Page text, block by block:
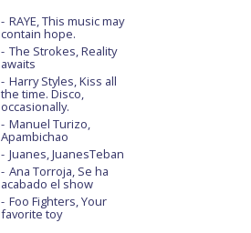
RAYE, This music may
contain hope.
The Strokes, Reality
awaits
Harry Styles, Kiss all
the time. Disco,
occasionally.
Manuel Turizo,
Apambichao
Juanes, JuanesTeban
Ana Torroja, Se ha
acabado el show
Foo Fighters, Your
favorite toy